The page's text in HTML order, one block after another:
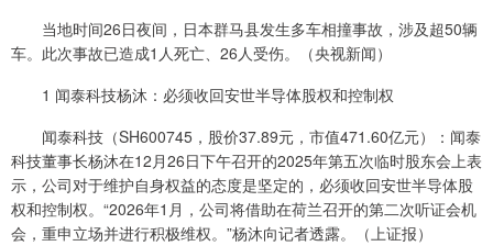
当地时间26日夜间，日本群马县发生多车相撞事故，涉及超50辆
车。此次事故已造成1人死亡、26人受伤。（央视新闻）
1 闻泰科技杨沐：必须收回安世半导体股权和控制权
闻泰科技（SH600745，股价37.89元，市值471.60亿元）：闻泰
科技董事长杨沐在12月26日下午召开的2025年第五次临时股东会上表
示，公司对于维护自身权益的态度是坚定的，必须收回安世半导体股
权和控制权。“2026年1月，公司将借助在荷兰召开的第二次听证会机
会，重申立场并进行积极维权。”杨沐向记者透露。（上证报）